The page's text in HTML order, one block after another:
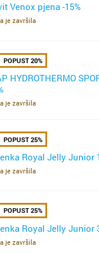
Venox pjena -15%
je završila
POPUST 20%
HYDROTHERMO
je završila
POPUST 25%
Royal Jelly Junior
je završila
POPUST 25%
Royal Jelly Junior
je završila